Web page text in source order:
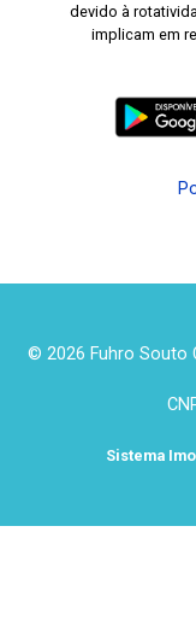
devido à
implicam em
© 2026 Fuhro Souto
Sistema